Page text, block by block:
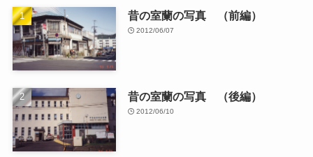
昔の室蘭の写真 （前編）
2012/06/07
昔の室蘭の写真 （後編）
2012/06/10